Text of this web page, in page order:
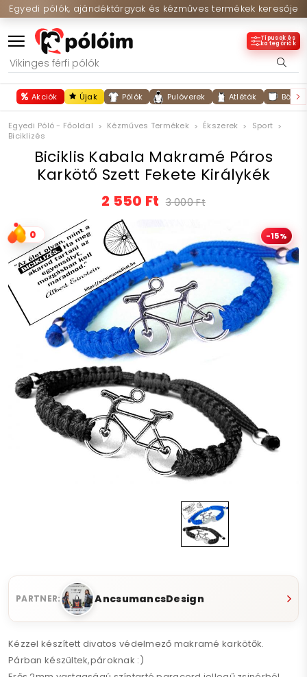
Egyedi pólók, ajándéktárgyak és kézműves termékek keresője
Típusok és
kategóriák
Akciók Újak Pólók Pulóverek Atléták
Egyedi Póló - Főoldal Kézműves Termékek Ékszerek
Sport
Biciklizés
Biciklis Kabala Makramé Páros
Karkötő Szett Fekete Királykék
2 550 Ft 3 000 Ft
-15%
0
PARTNER: AncsumancsDesign
Kézzel készített divatos védelmező makramé karkötők.
Párban készültek,pároknak :)